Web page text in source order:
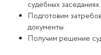
судебных заседаниях.
Подготовим
документы.
Получим решение